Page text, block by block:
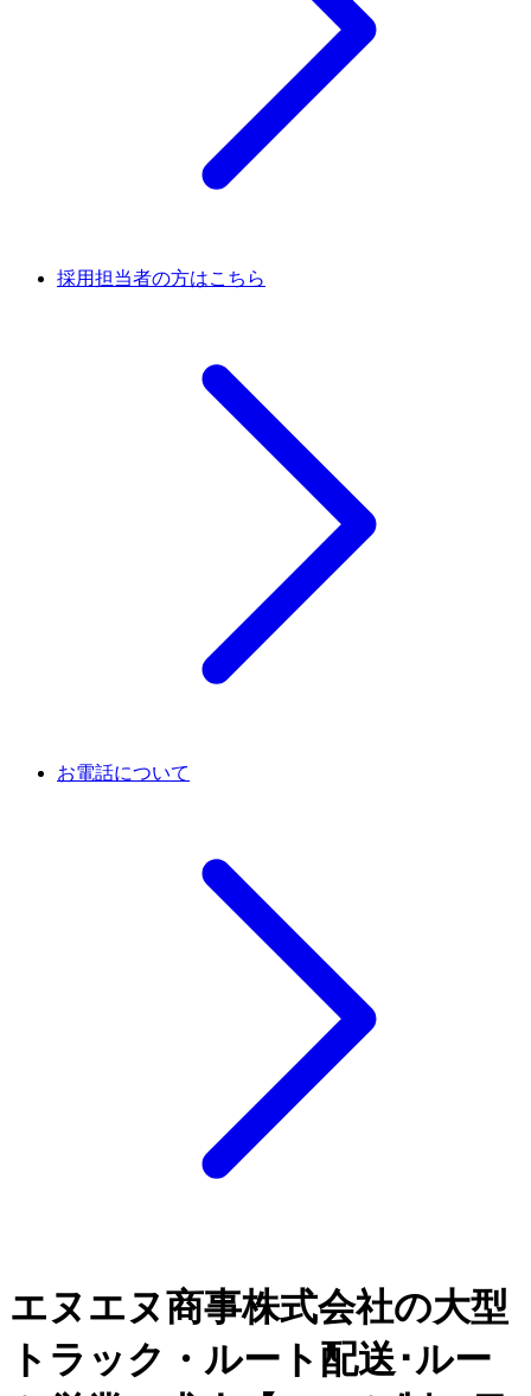
採用担当者の方はこちら
お電話について
エヌエヌ商事株式会社の大型
トラック・ルート配送･ルー